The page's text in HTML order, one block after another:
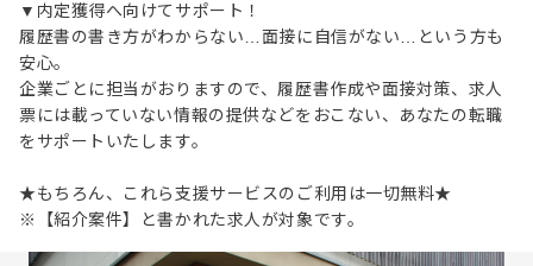
▼内定獲得へ向けてサポート！
履歴書の書き方がわからない…面接に自信がない…という方も
安心。
企業ごとに担当がおりますので、履歴書作成や面接対策、求人
票には載っていない情報の提供などをおこない、あなたの転職
をサポートいたします。
★もちろん、これら支援サービスのご利用は一切無料★
※【紹介案件】と書かれた求人が対象です。